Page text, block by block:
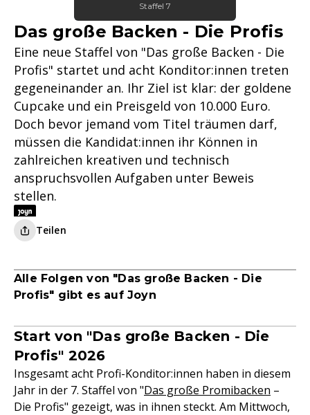
Staffel 7
Das große Backen - Die Profis
Eine neue Staffel von "Das große Backen - Die
Profis" startet und acht Konditor:innen treten
gegeneinander an. Ihr Ziel ist klar: der goldene
Cupcake und ein Preisgeld von 10.000 Euro.
Doch bevor jemand vom Titel träumen darf,
müssen die Kandidat:innen ihr Können in
zahlreichen kreativen und technisch
anspruchsvollen Aufgaben unter Beweis
stellen.
Teilen
Alle Folgen von "Das große Backen - Die
Profis" gibt es auf Joyn
Start von "Das große Backen - Die
Profis" 2026
Insgesamt acht Profi-Konditor:innen haben in diesem
Jahr in der 7. Staffel von "Das große Promibacken –
Die Profis" gezeigt, was in ihnen steckt. Am Mittwoch,